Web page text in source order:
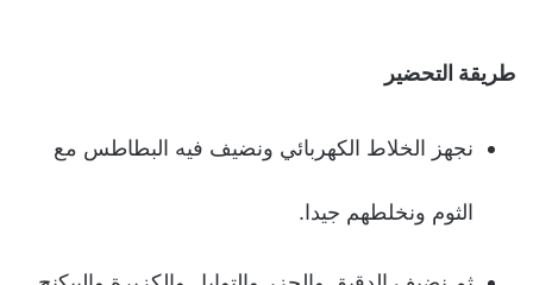
طريقة التحضير
نجهز الخلاط الكهربائي ونضيف فيه البطاطس مع
الثوم ونخلطهم جيدا.